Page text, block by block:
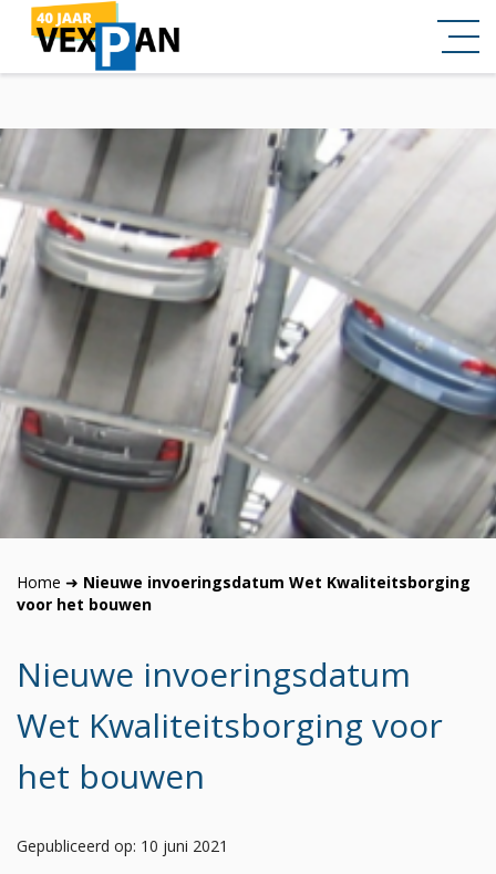
Home ➜ Nieuwe invoeringsdatum Wet Kwaliteitsborging
voor het bouwen
Nieuwe invoeringsdatum
Wet Kwaliteitsborging voor
het bouwen
Gepubliceerd op: 10 juni 2021